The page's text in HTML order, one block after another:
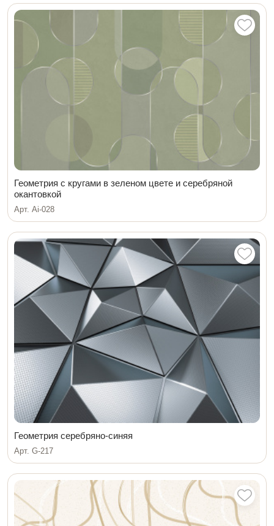
Геометрия с кругами в зеленом цвете и серебряной
окантовкой
Арт. Ai-028
Геометрия серебряно-синяя
Арт. G-217